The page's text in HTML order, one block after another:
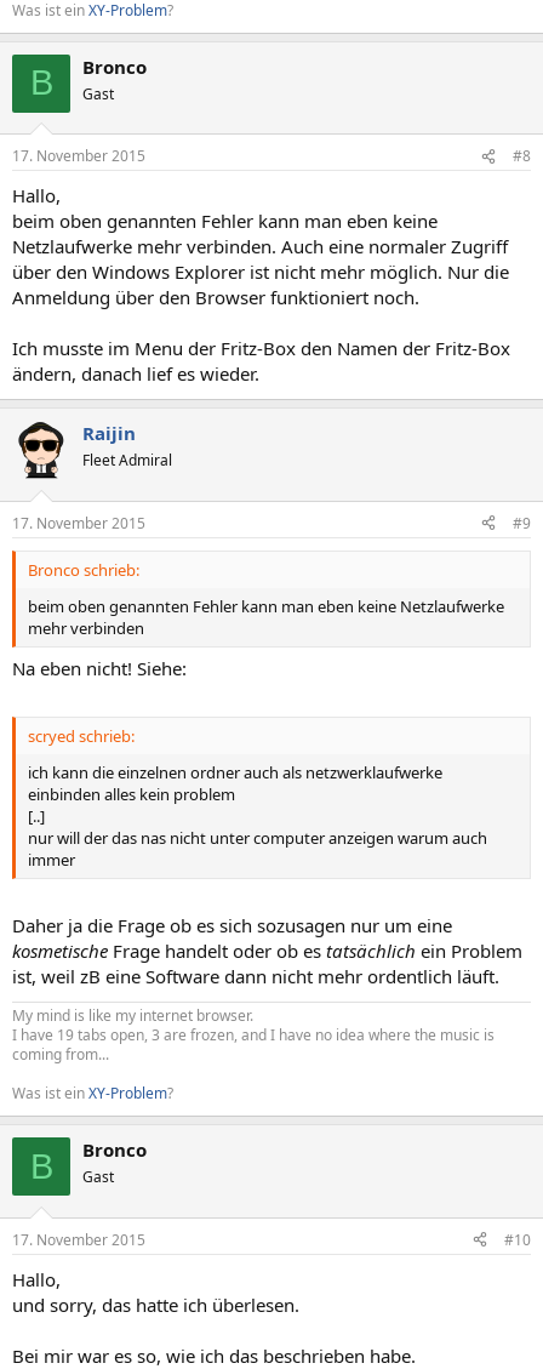
Was ist einXY-Problem?
B Bronco
Gast
17. November 2015 #8
Hallo,
beim oben genannten Fehler kann man eben keine
Netzlaufwerke mehr verbinden. Auch eine normaler Zugriff
über den Windows Explorer ist nicht mehr möglich. Nur die
Anmeldung über den Browser funktioniert noch.
Ich musste im Menu der Fritz-Box den Namen der Fritz-Box
ändern, danach lief es wieder.
Raijin
Fleet Admiral
17. November 2015 #9
Bronco schrieb:
beim oben genannten Fehler kann man eben keine Netzlaufwerke
mehr verbinden
Na eben nicht! Siehe:
scryed schrieb:
ich kann die einzelnen ordner auch als netzwerklaufwerke
einbinden alles kein problem
[..]
nur will der das nas nicht unter computer anzeigen warum auch
immer
Daher ja die Frage ob es sich sozusagen nur um eine
kosmetische Frage handelt oder ob es tatsächlich ein Problem
ist, weil zB eine Software dann nicht mehr ordentlich läuft.
My mind is like my internet browser.
I have 19 tabs open, 3 are frozen, and I have no idea where the music is
coming from...
Was ist einXY-Problem?
B Bronco
Gast
17. November 2015 #10
Hallo,
und sorry, das hatte ich überlesen.
Bei mir war es so, wie ich das beschrieben habe.